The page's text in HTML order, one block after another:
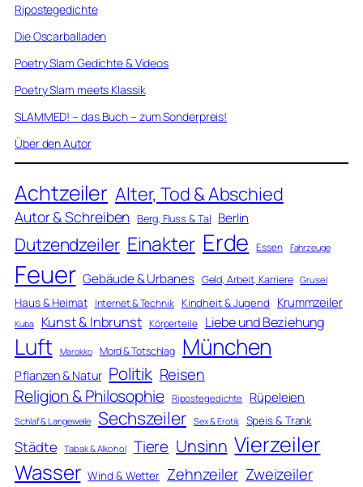
Ripostegedichte
Die Oscarballaden
Poetry Slam Gedichte & Videos
Poetry Slam meets Klassik
SLAMMED! – das Buch – zum Sonderpreis!
Über den Autor
Achtzeiler Alter, Tod & Abschied
Autor & Schreiben Berg, Fluss & Tal Berlin
Dutzendzeiler Einakter Erde Essen Fahrzeuge
Feuer Gebäude & Urbanes Geld, Arbeit, Karriere Grusel
Haus & Heimat Internet & Technik Kindheit & Jugend Krummzeiler
Kuba Kunst & Inbrunst Körperteile Liebe und Beziehung
Luft Marokko Mord & Totschlag München
Pflanzen & Natur Politik Reisen
Religion & Philosophie Ripostegedichte Rüpeleien
Schlaf & Langeweile Sechszeiler Sex & Erotik Speis & Trank
Städte Tabak & Alkohol Tiere Unsinn Vierzeiler
Wasser Wind & Wetter Zehnzeiler Zweizeiler